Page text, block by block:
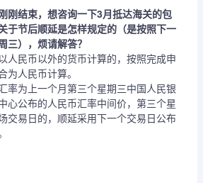
刚结束，想咨询一下3月抵达海关的包
于节后顺延是怎样规定的（是按照下一
三），烦请解答？
人民币以外的货币计算的，按照完成申
为人民币计算。
率为上一个月第三个星期三中国人民银
心公布的人民币汇率中间价，第三个星
交易日的，顺延采用下一个交易日公布